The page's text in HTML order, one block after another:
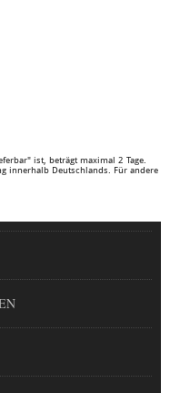
ist, beträgt maximal 2 Tage.
innerhalb Deutschlands. Für andere